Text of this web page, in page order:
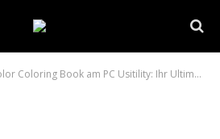
am PC Usitility: Ihr Ultimativer Leitfaden für Digitales Ausmalen